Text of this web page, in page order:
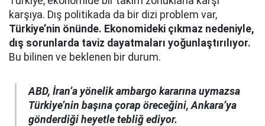
karşıya. Dış politikada da bir dizi problem var,
Türkiye’nin önünde. Ekonomideki çıkmaz nedeniyle,
dış sorunlarda taviz dayatmaları yoğunlaştırılıyor.
Bu bilinen ve beklenen bir durum.
ABD, İran’a yönelik ambargo kararına uymazsa
Türkiye’nin başına çorap öreceğini, Ankara’ya
gönderdiği heyetle tebliğ ediyor.